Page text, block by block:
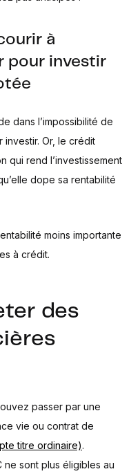
à
pour investir
dans l’impossibilité de
investir. Or, le crédit
qui rend l’investissement
dope sa rentabilité
moins importante
à crédit.
des
passer par une
vie ou contrat de
titre ordinaire).
ne sont plus éligibles au